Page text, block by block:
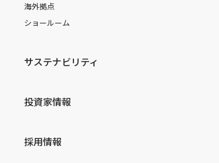
海外拠点
ショールーム
サステナビリティ
投資家情報
採用情報